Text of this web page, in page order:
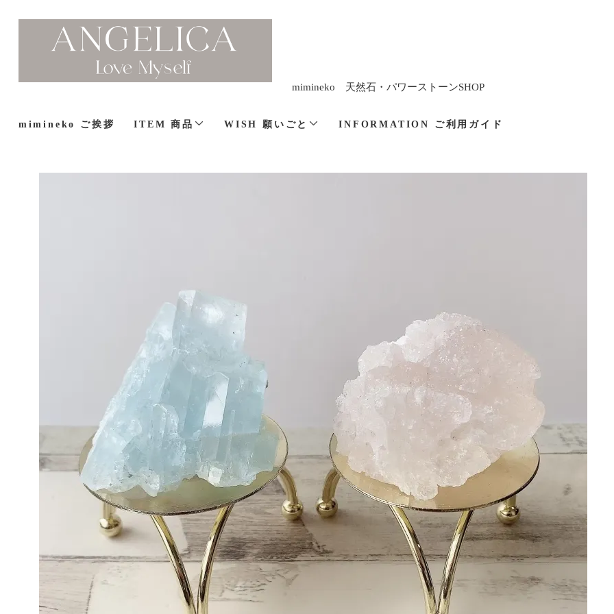
mimineko 天然石・パワーストーンSHOP
mimineko ご挨拶 ITEM 商品 WISH 願いごと INFORMATION ご利用ガイド